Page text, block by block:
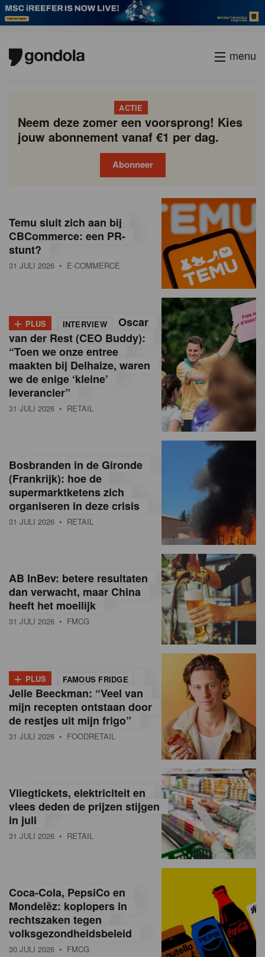
menu
ACTIE
Neem deze zomer een voorsprong! Kies
jouw abonnement vanaf €1 per dag.
Abonneer
o
n
d
a
M
a
g
a
n
e
a
n
B
e
g
ë
e
a
Temu sluit zich aan bij
CBCommerce: een PR-
stunt?
31 JULI 2026 • E-COMMERCE
+ PLUS INTERVIEW
Oscar
van der Rest (CEO Buddy):
“Toen we onze entree
maakten bij Delhaize, waren
we de enige ‘kleine’
leverancier”
31 JULI 2026 • RETAIL
Bosbranden in de Gironde
(Frankrijk): hoe de
supermarktketens zich
organiseren in deze crisis
31 JULI 2026 • RETAIL
AB InBev: betere resultaten
dan verwacht, maar China
heeft het moeilijk
31 JULI 2026 • FMCG
+ PLUS FAMOUS FRIDGE
Jelle Beeckman: “Veel van
mijn recepten ontstaan door
de restjes uit mijn frigo”
31 JULI 2026 • FOODRETAIL
Vliegtickets, elektriciteit en
vlees deden de prijzen stijgen
in juli
31 JULI 2026 • RETAIL
Coca-Cola, PepsiCo en
Mondelēz: koplopers in
rechtszaken tegen
volksgezondheidsbeleid
30 JULI 2026 • FMCG